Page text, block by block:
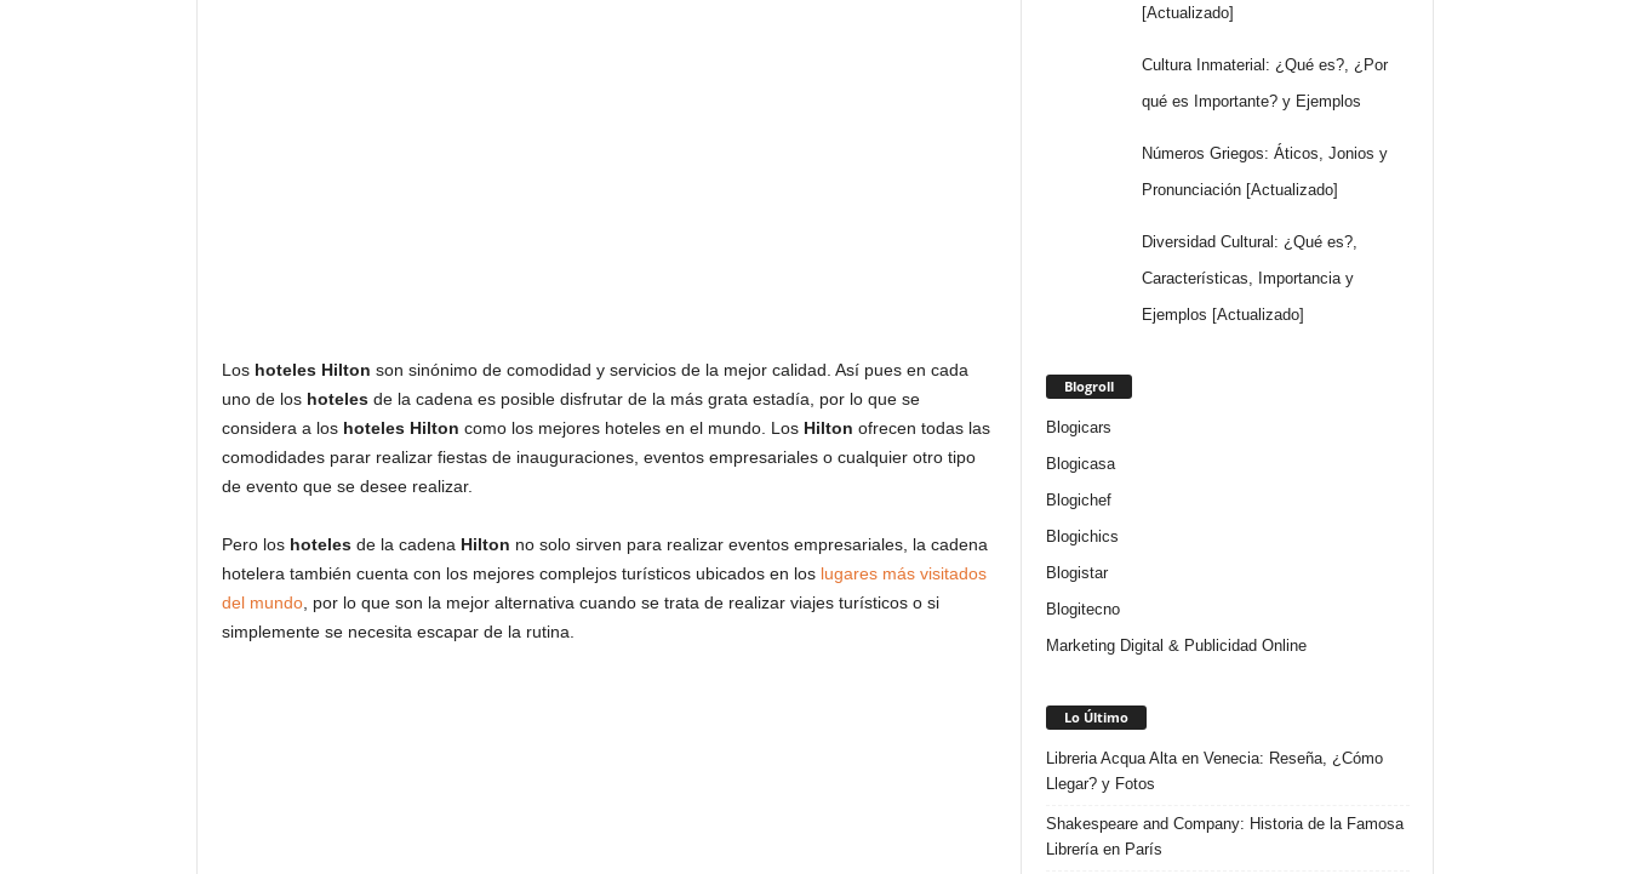
Los hoteles Hilton son sinónimo de comodidad y servicios de la mejor calidad. Así pues en cada
uno de los hotelesde la cadena es posible disfrutar de la más grata estadía, por lo que se
considera a los hoteles Hilton como los mejores hoteles en el mundo. Los Hilton ofrecen todas las
comodidades parar realizar fiestas de inauguraciones, eventos empresariales o cualquier otro tipo
de evento que se desee realizar.
Pero los hotelesde la cadena Hilton no solo sirven para realizar eventos empresariales, la cadena
hotelera también cuenta con los mejores complejos turísticos ubicados en los lugares más visitados
del mundo, por lo que son la mejor alternativa cuando se trata de realizar viajes turísticos o si
simplemente se necesita escapar de la rutina.
[Actualizado]
Cultura Inmaterial: ¿Qué es?, ¿Por
qué es Importante? y Ejemplos
Números Griegos: Áticos, Jonios y
Pronunciación [Actualizado]
Diversidad Cultural: ¿Qué es?,
Características, Importancia y
Ejemplos [Actualizado]
Blogroll
Blogicars
Blogicasa
Blogichef
Blogichics
Blogistar
Blogitecno
Marketing Digital & Publicidad Online
Lo Último
Libreria Acqua Alta en Venecia: Reseña, ¿Cómo
Llegar? y Fotos
Shakespeare and Company: Historia de la Famosa
Librería en París